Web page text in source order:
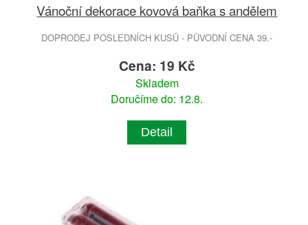
Vánoční dekorace kovová baňka s andělem
DOPRODEJ POSLEDNÍCH KUSŮ - PŮVODNÍ CENA 39.-
Cena: 19 Kč
Skladem
Doručíme do: 12.8.
Detail